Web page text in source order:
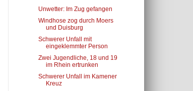
Unwetter: Im Zug gefangen
Windhose zog durch Moers
und Duisburg
Schwerer Unfall mit
eingeklemmter Person
Zwei Jugendliche, 18 und 19
im Rhein ertrunken
Schwerer Unfall im Kamener
Kreuz